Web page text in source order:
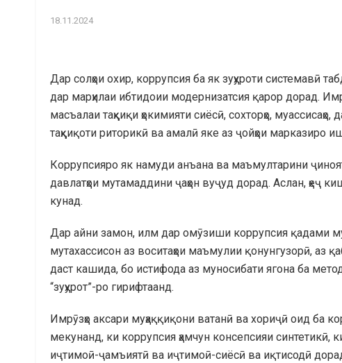
18.11.2024
Дар солҳои охир, коррупсия ба як зуҳуроти системавӣ
дар марҳилаи ибтидоии модернизатсия қарор дорад.
масъалаи таҳқиқи ҳокимияти сиёсӣ, сохторҳо, муассисаҳо,
таҳқиқоти риторикӣ ва амалӣ яке аз ҷойҳои марказиро
Коррупсияро як намуди анъана ва маъмултарини
давлатҳои мутамаддини ҷаҳон вуҷуд дорад. Аслан, ҳеҷ
кунад.
Дар айни замон, илм дар омӯзиши коррупсия қадами
мутахассисон аз воситаҳои маъмулии қонунгузорӣ, аз
даст кашида, бо истифода аз муносибати ягона ба
“зуҳурот”-ро гирифтаанд.
Имрӯзҳо аксари муҳаққиқони ватанӣ ва хориҷӣ оид ба
мекунанд, ки коррупсия ҳамчун консепсияи синтетикӣ,
иҷтимоӣ-ҷамъиятӣ ва иҷтимоӣ-сиёсӣ ва иқтисодӣ